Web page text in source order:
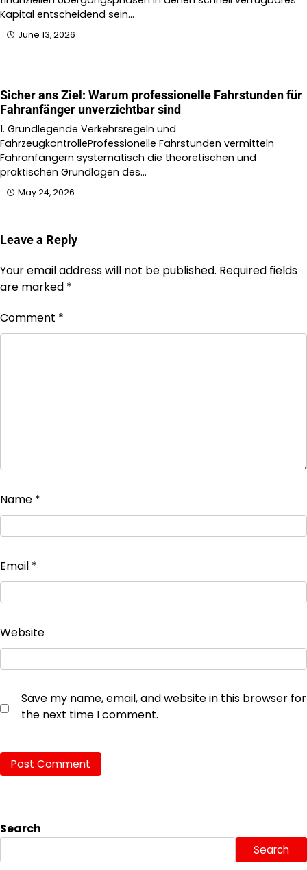
Kapital entscheidend sein…
June 13, 2026
Sicher ans Ziel: Warum professionelle Fahrstunden für
Fahranfänger unverzichtbar sind
1. Grundlegende Verkehrsregeln und
FahrzeugkontrolleProfessionelle Fahrstunden vermitteln
Fahranfängern systematisch die theoretischen und
praktischen Grundlagen des…
May 24, 2026
Leave a Reply
Your email address will not be published. Required fields
are marked *
Comment *
Name *
Email *
Website
Save my name, email, and website in this browser for
the next time I comment.
Search
Search